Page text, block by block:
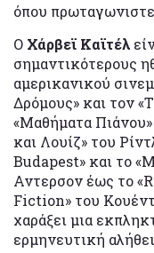
όπου
Ο Χάρβεϊ Καϊτέλ
σημαντικότερους
αμερικανικού
Δρόμους» και τον
«Μαθήματα
και Λουίζ» του
Budapest» και το
Αντερσον έως το
Fiction» του
χαράξει μια
ερμηνευτική